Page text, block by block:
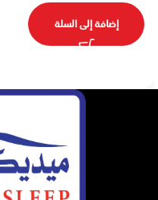
إضافة إلى السلة